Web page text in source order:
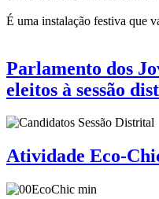
É uma instalação festiva que
Parlamento dos
eleitos à sessão
Atividade Eco-